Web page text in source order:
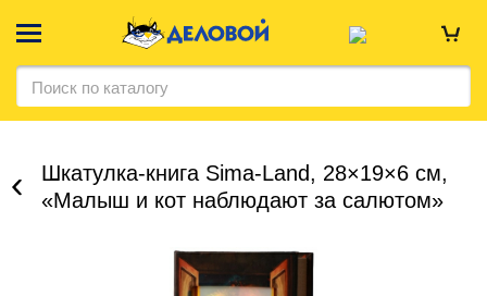
Шкатулка-книга Sima-Land, 28×19×6 см,
«Малыш и кот наблюдают за салютом»